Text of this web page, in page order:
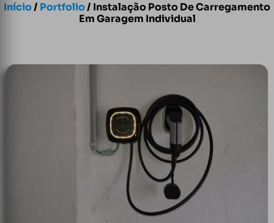
Início/ Portfolio/ Instalação Posto De Carregamento
Em Garagem Individual